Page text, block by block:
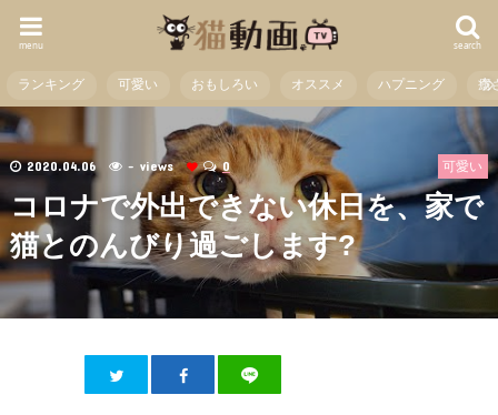
search
menu
ランキング 可愛い おもしろい オススメ ハプニング 癒
可愛い
2020.04.06 - views 0
コロナで外出できない休日を、家で
猫とのんびり過ごします?